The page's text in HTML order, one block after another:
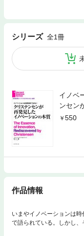
シリーズ 全1冊
イノベ
ンセン
550
作品情報
いまやイノベーションは
で語られている。しかし
そもそもの誤解が蔓延し